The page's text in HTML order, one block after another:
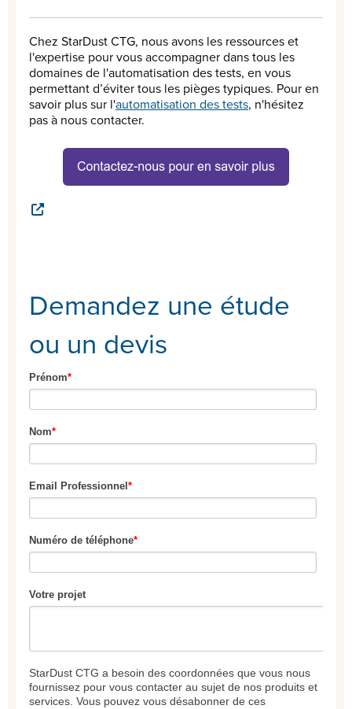
Chez StarDust CTG, nous avons les ressources et
l'expertise pour vous accompagner dans tous les
domaines de l'automatisation des tests, en vous
permettant d’éviter tous les pièges typiques. Pour en
savoir plus sur l'automatisation des tests, n'hésitez
pas à nous contacter.
Demandez une étude
ou un devis